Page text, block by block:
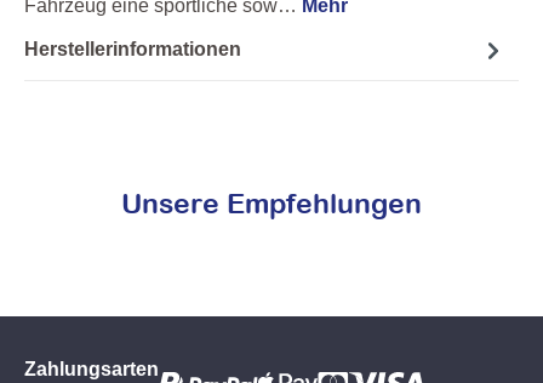
Fahrzeug eine sportliche sow… Mehr
Herstellerinformationen
Unsere Empfehlungen
Zahlungsarten